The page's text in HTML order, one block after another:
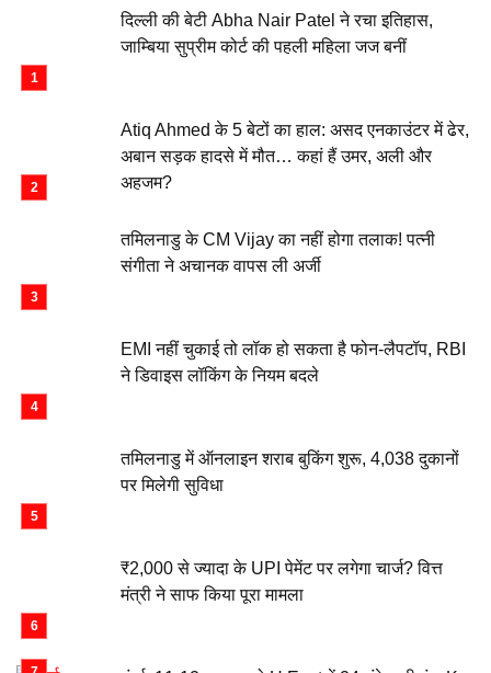
दिल्ली की बेटी Abha Nair Patel ने रचा इतिहास,
जाम्बिया सुप्रीम कोर्ट की पहली महिला जज बनीं
Atiq Ahmed के 5 बेटों का हाल: असद एनकाउंटर में ढेर,
अबान सड़क हादसे में मौत… कहां हैं उमर, अली और
अहजम?
तमिलनाडु के CM Vijay का नहीं होगा तलाक! पत्नी
संगीता ने अचानक वापस ली अर्जी
EMI नहीं चुकाई तो लॉक हो सकता है फोन-लैपटॉप, RBI
ने डिवाइस लॉकिंग के नियम बदले
तमिलनाडु में ऑनलाइन शराब बुकिंग शुरू, 4,038 दुकानों
पर मिलेगी सुविधा
₹2,000 से ज्यादा के UPI पेमेंट पर लगेगा चार्ज? वित्त
मंत्री ने साफ किया पूरा मामला